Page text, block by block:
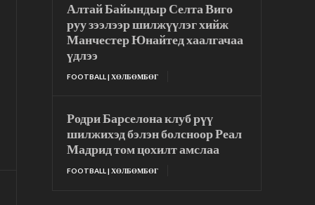
Алтай Байындыр Селта Виго
руу зээлээр шилжүүлэг хийж
Манчестер Юнайтед хаалгачаа
үдлээ
FOOTBALL | ХӨЛБӨМБӨГ
Родри Барселона клуб рүү
шилжихэд бэлэн болсноор Реал
Мадрид том цохилт амслаа
FOOTBALL | ХӨЛБӨМБӨГ